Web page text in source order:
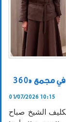
01/07/2026 10:15
الشيخ صباح